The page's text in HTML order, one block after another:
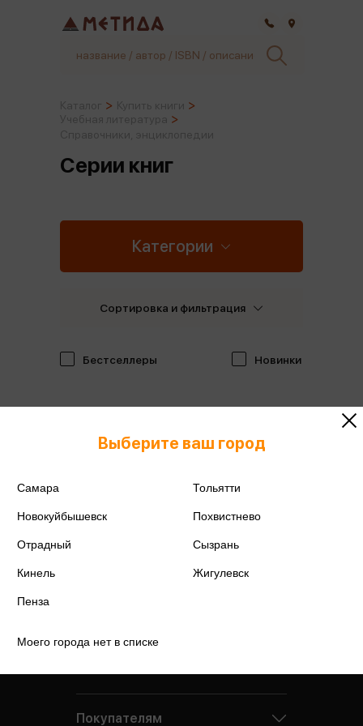
Серии книг
Категории
Бестселлеры Новинки
Сортировка и фильтрация
Выберите ваш город
Самара Тольятти
Новокуйбышевск Похвистнево
Отрадный Сызрань
Кинель Жигулевск
Пенза
Моего города нет в списке
Покупателям